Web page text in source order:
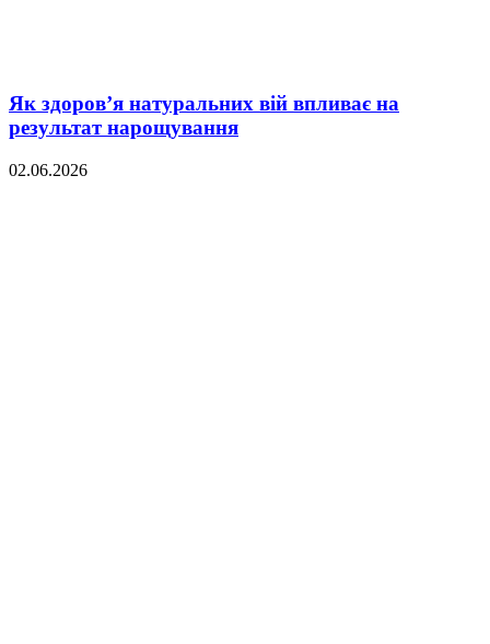
Як здоров’я натуральних вій впливає на
результат нарощування
02.06.2026